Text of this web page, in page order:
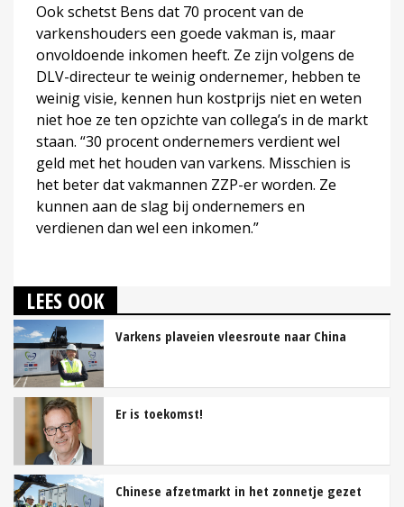
Ook schetst Bens dat 70 procent van de
varkenshouders een goede vakman is, maar
onvoldoende inkomen heeft. Ze zijn volgens de
DLV-directeur te weinig ondernemer, hebben te
weinig visie, kennen hun kostprijs niet en weten
niet hoe ze ten opzichte van collega’s in de markt
staan. “30 procent ondernemers verdient wel
geld met het houden van varkens. Misschien is
het beter dat vakmannen ZZP-er worden. Ze
kunnen aan de slag bij ondernemers en
verdienen dan wel een inkomen.”
LEES OOK
Varkens plaveien vleesroute naar China
Er is toekomst!
Chinese afzetmarkt in het zonnetje gezet